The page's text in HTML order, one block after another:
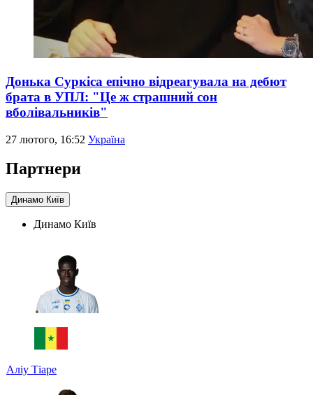
Донька Суркіса епічно відреагувала на дебют
брата в УПЛ: "Це ж страшний сон
вболівальників"
27 лютого, 16:52 Україна
Партнери
Динамо Київ
Динамо Київ
Аліу Тіаре